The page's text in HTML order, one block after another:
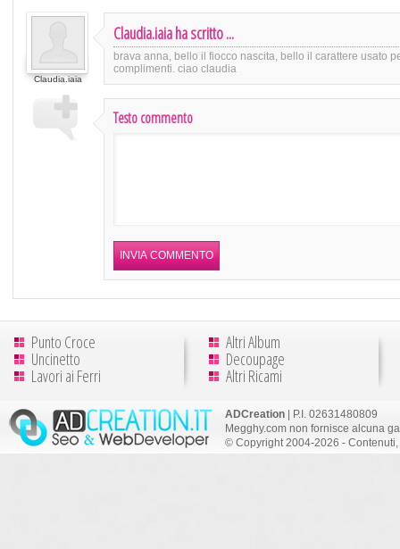
Claudia.iaia
Claudia.iaia ha scritto ...
brava anna, bello il fiocco nascita, bello il carattere usato
complimenti. ciao claudia
Testo commento
Punto Croce
Uncinetto
Lavori ai Ferri
Altri Album
Decoupage
Altri Ricami
ADCreation | P.I. 02631480809
Megghy.com non fornisce alcuna
© Copyright 2004-2026 -